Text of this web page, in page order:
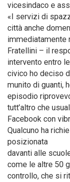
vicesindaco e
«I servizi di
città anche
immediatamente
Fratellini – il
intervento entro
civico ho deciso
munito di guanti,
episodio
tutt’altro che
Facebook con
Qualcuno ha
posizionata
davanti alle
come le altre 50
controllo, che si